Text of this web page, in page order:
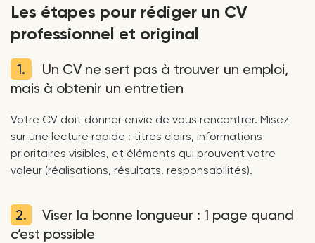
Les étapes pour rédiger un CV
professionnel et original
1.
Un CV ne sert pas à trouver un emploi,
mais à obtenir un entretien
Votre CV doit donner envie de vous rencontrer. Misez
sur une lecture rapide : titres clairs, informations
prioritaires visibles, et éléments qui prouvent votre
valeur (réalisations, résultats, responsabilités).
2.
Viser la bonne longueur : 1 page quand
c’est possible